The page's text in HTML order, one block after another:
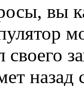
вы
назад